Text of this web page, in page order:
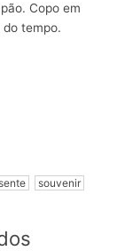
Copo em
tempo.
souvenir